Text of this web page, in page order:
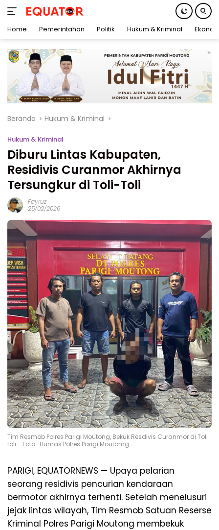
konten
Home Pemerintahan Politik Hukum & Kriminal
Beranda Hukum & Kriminal
Hukum & Kriminal
Diburu Lintas Kabupaten,
Residivis Curanmor Akhirnya
Tersungkur di Toli-Toli
Fayruz
25/02/2026
Tim Resmob Polres Parigi Moutong, Bekuk Resdivis Curanmor di Toli
toli - Foto : Humas Polres Parigi Moutomg
PARIGI, EQUATORNEWS — Upaya pelarian
seorang residivis pencurian kendaraan
bermotor akhirnya terhenti. Setelah menelusuri
jejak lintas wilayah, Tim Resmob Satuan Reserse
Kriminal Polres Parigi Moutong membekuk